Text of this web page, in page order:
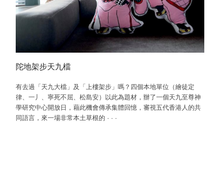
陀地架步天九檔
有去過「天九大檔」及「上樓架步」嗎？四個本地單位（繪徒定
律、一丿、寧死不屈、松島安）以此為題材，辦了一個天九至尊神
學研究中心開放日，藉此機會傳承集體回憶，審視五代香港人的共
同語言，來一場非常本土草根的 · · ·